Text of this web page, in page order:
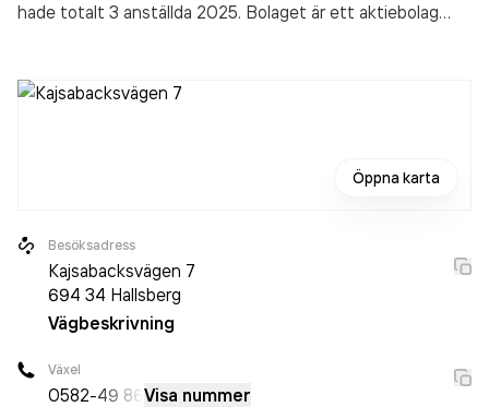
hade totalt 3 anställda 2025. Bolaget är ett aktiebolag
Öppna karta
Besöksadress
Kajsabacksvägen 7
694 34 Hallsberg
Vägbeskrivning
Växel
0582-49 86 Visa nummer